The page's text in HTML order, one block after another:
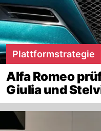
Plattformstrategie
Alfa Romeo
Giulia und